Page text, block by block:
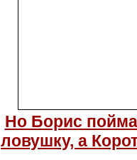
Но Борис
ловушку, а